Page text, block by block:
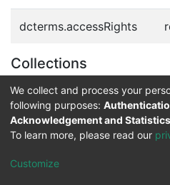
dcterms.accessRights
Collections
Digitale Bücher für Blinde
Service for the Blind
ITMC
Cookie
We collect and process your
following purposes:
Acknowledgement and Statistics
To learn more, please read our
Customize